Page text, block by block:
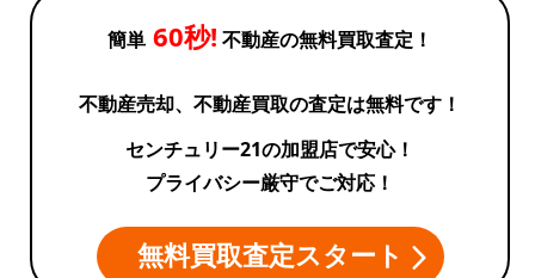
簡単 60秒! 不動産の無料買取査定！
不動産売却、不動産買取の査定は無料です！
センチュリー21の加盟店で安心！
プライバシー厳守でご対応！
無料買取査定スタート